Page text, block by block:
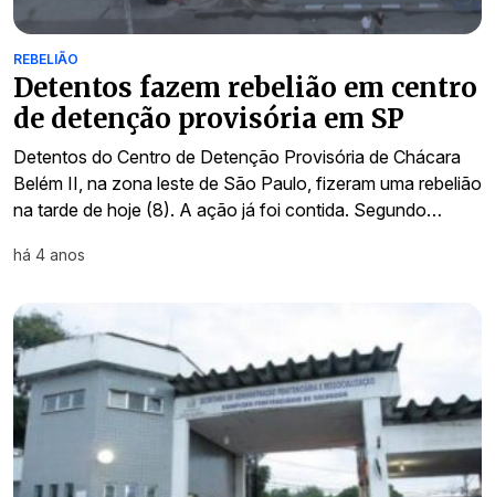
REBELIÃO
Detentos fazem rebelião em centro
de detenção provisória em SP
Detentos do Centro de Detenção Provisória de Chácara
Belém II, na zona leste de São Paulo, fizeram uma rebelião
na tarde de hoje (8). A ação já foi contida. Segundo…
há 4 anos